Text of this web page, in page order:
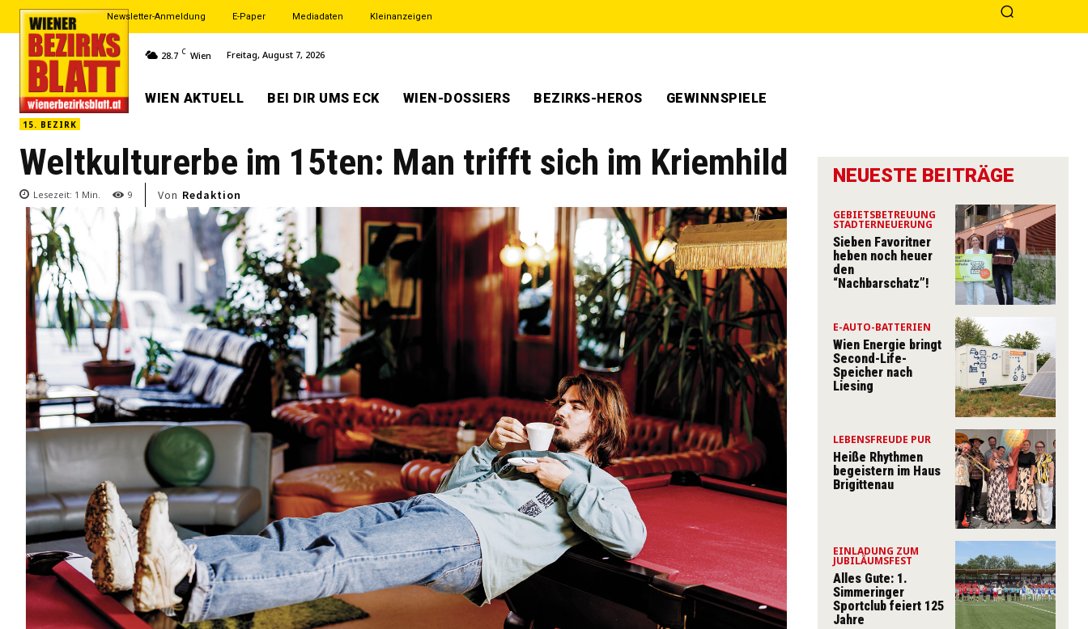
Newsletter-Anmeldung E-Paper Mediadaten Kleinanzeigen
28.7 C Wien Freitag, August 7, 2026
WIEN AKTUELL BEI DIR UMS ECK WIEN-DOSSIERS BEZIRKS-HEROS GEWINNSPIELE
15. BEZIRK
Weltkulturerbe im 15ten: Man trifft sich im Kriemhild
Lesezeit: 1 Min. 9 Von Redaktion
NEUESTE BEITRÄGE
GEBIETSBETREUUNG
STADTERNEUERUNG
Sieben Favoritner
heben noch heuer
den
“Nachbarschatz”!
E-AUTO-BATTERIEN
Wien Energie bringt
Second-Life-
Speicher nach
Liesing
LEBENSFREUDE PUR
Heiße Rhythmen
begeistern im Haus
Brigittenau
EINLADUNG ZUM
JUBILÄUMSFEST
Alles Gute: 1.
Simmeringer
Sportclub feiert 125
Jahre